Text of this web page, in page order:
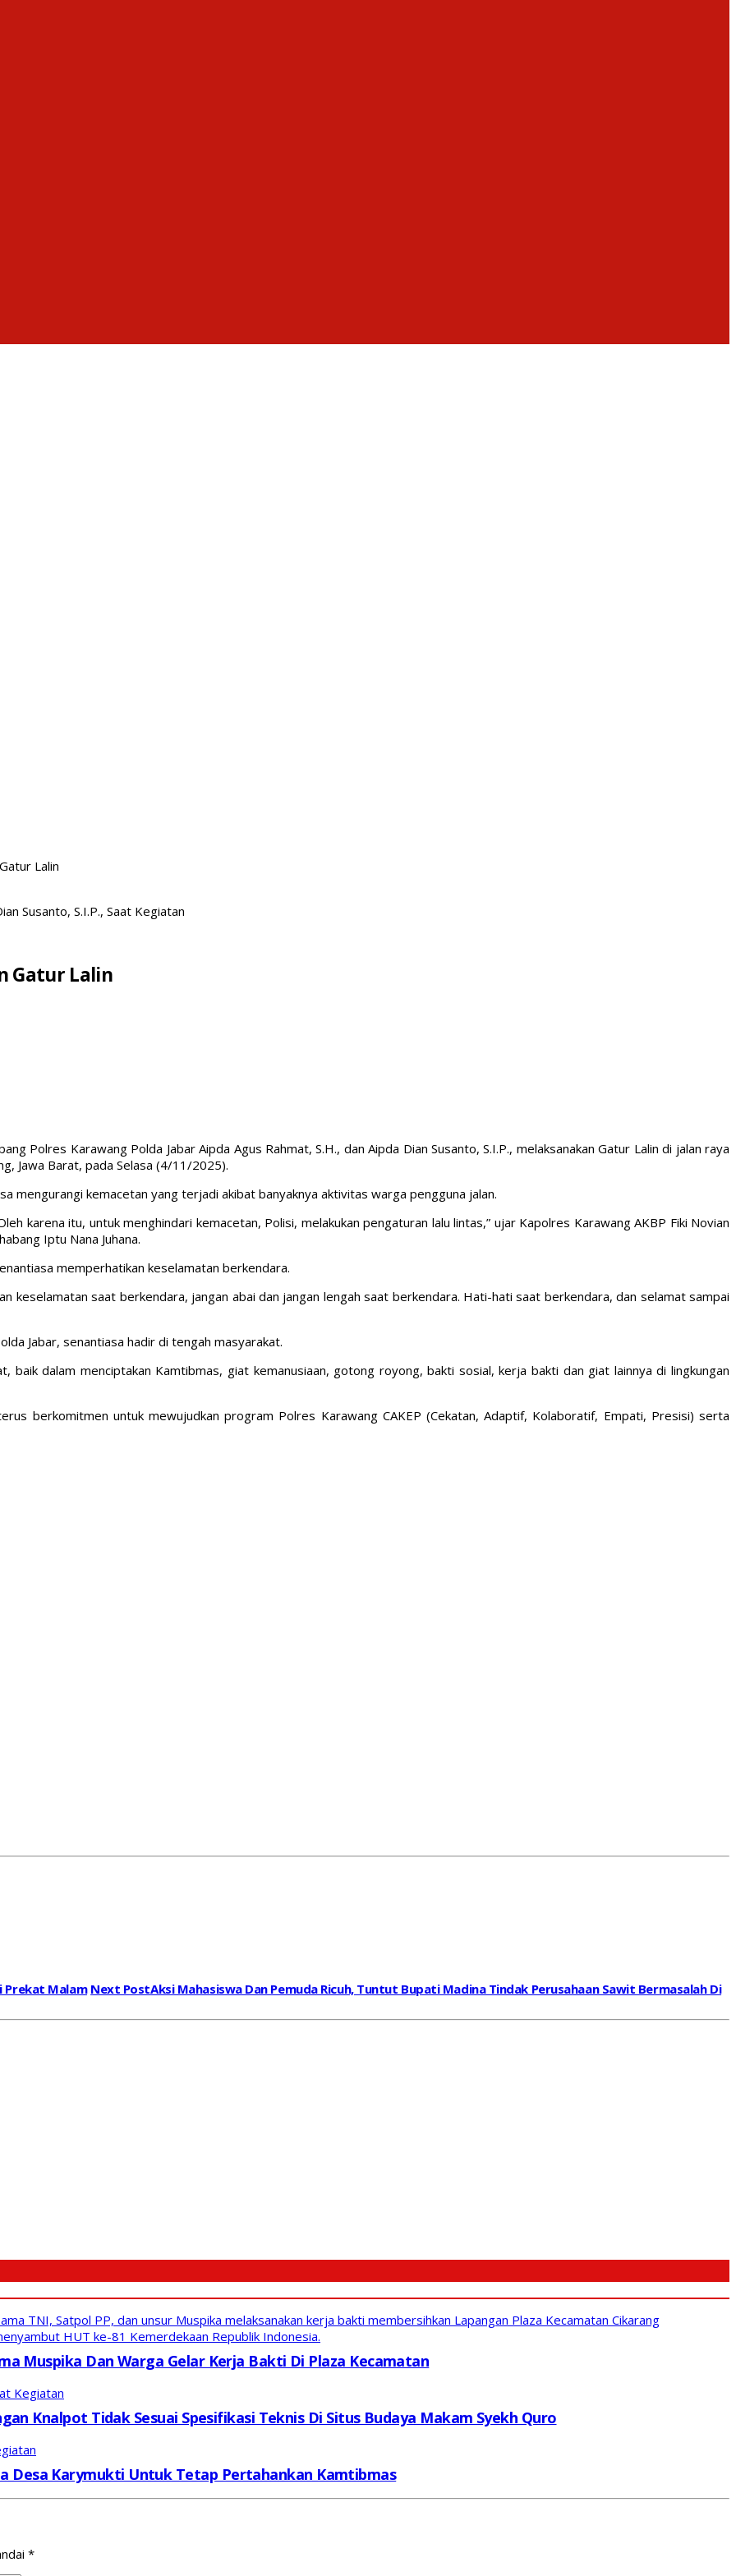
Lalin
Susanto, S.I.P., Saat Kegiatan
Gatur Lalin
Polres Karawang Polda Jabar Aipda Agus Rahmat, S.H., dan Aipda Dian Susanto, S.I.P., melaksanakan Gatur Lalin di jalan raya
Jawa Barat, pada Selasa (4/11/2025).
mengurangi kemacetan yang terjadi akibat banyaknya aktivitas warga pengguna jalan.
karena itu, untuk menghindari kemacetan, Polisi, melakukan pengaturan lalu lintas,” ujar Kapolres Karawang AKBP Fiki Novian
Iptu Nana Juhana.
memperhatikan keselamatan berkendara.
keselamatan saat berkendara, jangan abai dan jangan lengah saat berkendara. Hati-hati saat berkendara, dan selamat sampai
Jabar, senantiasa hadir di tengah masyarakat.
baik dalam menciptakan Kamtibmas, giat kemanusiaan, gotong royong, bakti sosial, kerja bakti dan giat lainnya di lingkungan
berkomitmen untuk mewujudkan program Polres Karawang CAKEP (Cekatan, Adaptif, Kolaboratif, Empati, Presisi) serta
Prekat Malam Next PostAksi Mahasiswa Dan Pemuda Ricuh, Tuntut Bupati Madina Tindak Perusahaan Sawit Bermasalah Di
TNI, Satpol PP, dan unsur Muspika melaksanakan kerja bakti membersihkan Lapangan Plaza Kecamatan Cikarang
HUT ke-81 Kemerdekaan Republik Indonesia.
Muspika Dan Warga Gelar Kerja Bakti Di Plaza Kecamatan
Kegiatan
Knalpot Tidak Sesuai Spesifikasi Teknis Di Situs Budaya Makam Syekh Quro
Desa Karymukti Untuk Tetap Pertahankan Kamtibmas
*